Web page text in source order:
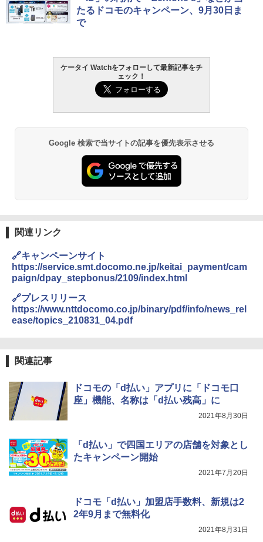
たるドコモのキャンペーン、9月30日ま
で
ケータイ Watchをフォローして最新記事をチ
ェック！
Google 検索で当サイトの記事を優先表示させる
関連リンク
🔗キャンペーンサイト
https://service.smt.docomo.ne.jp/keitai_payment/cam
paign/dpay_stepbonus/2109/index.html
🔗プレスリリース
https://www.nttdocomo.co.jp/binary/pdf/info/news_rel
ease/topics_210831_04.pdf
関連記事
ドコモの「d払い」アプリに「ドコモ口
座」機能、名称は「d払い残高」に
2021年8月30日
「d払い」で四国エリアの店舗を対象とし
たキャンペーン開始
2021年7月20日
ドコモ「d払い」加盟店手数料、新規は2
2年9月まで無料化
2021年8月31日